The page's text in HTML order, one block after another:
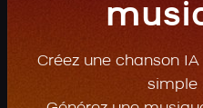
Créez une chanson
simple